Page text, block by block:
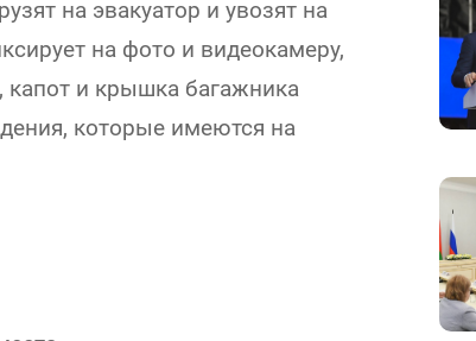
на эвакуатор и увозят на
на фото и видеокамеру,
капот и крышка багажника
которые имеются на